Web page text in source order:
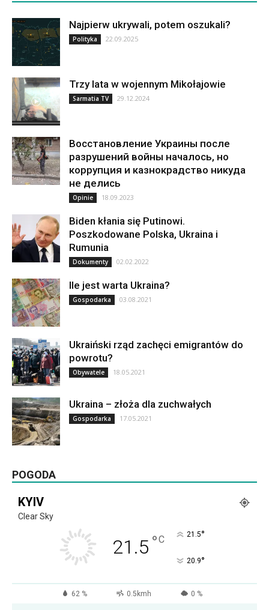
Najpierw ukrywali, potem oszukali?
Polityka 22.09.2025
Trzy lata w wojennym Mikołajowie
Sarmatia TV 29.12.2024
Восстановление Украины после
разрушений войны началось, но
коррупция и казнокрадство никуда
не делись
Opinie 18.09.2023
Biden kłania się Putinowi.
Poszkodowane Polska, Ukraina i
Rumunia
Dokumenty 02.02.2022
Ile jest warta Ukraina?
Gospodarka 03.08.2021
Ukraiński rząd zachęci emigrantów do
powrotu?
Obywatele 18.05.2021
Ukraina – złoża dla zuchwałych
Gospodarka 17.05.2021
POGODA
KYIV
Clear Sky
21.5 °C 21.5°
20.9°
62 % 0.5kmh 0 %